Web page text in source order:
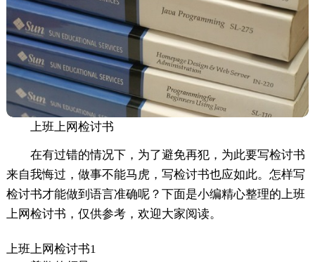
上班上网检讨书
在有过错的情况下，为了避免再犯，为此要写检讨书
来自我悔过，做事不能马虎，写检讨书也应如此。怎样写
检讨书才能做到语言准确呢？下面是小编精心整理的上班
上网检讨书，仅供参考，欢迎大家阅读。
上班上网检讨书1